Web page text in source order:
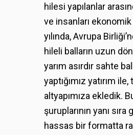
hilesi yapılanlar
ve insanları
yılında, Avrupa
hileli balların uzun
yarım asırdır sahte
yaptığımız yatırım
altyapımıza ekledik.
şuruplarının yanı sıra
hassas bir formatta